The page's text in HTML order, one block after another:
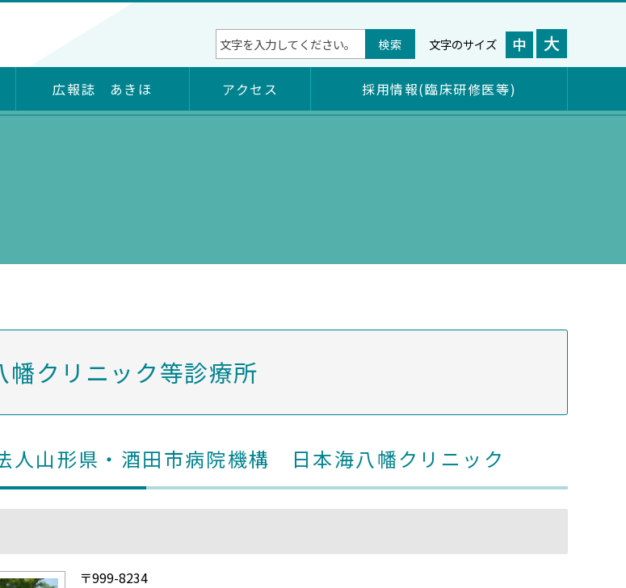
文字のサイズ
指標（クリニカルインディケータ
役職員
クセシビリティ
広報誌 あきほ アクセス 採用情報(臨床研修医等)
病院見学希望
幡クリニック等診療所
人山形県・酒田市病院機構 日本海八幡クリニック
〒999-8234